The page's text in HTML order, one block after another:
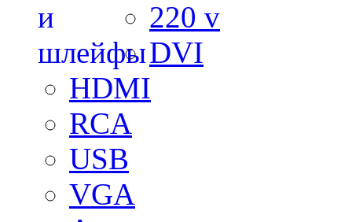
220 v
DVI
HDMI
RCA
USB
VGA